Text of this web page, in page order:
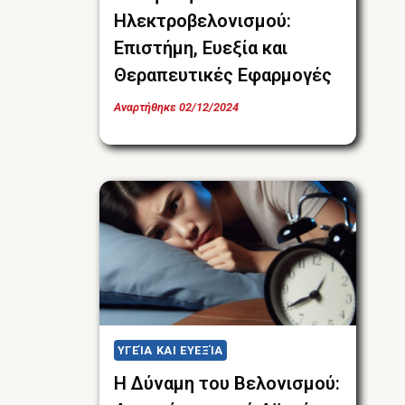
Ηλεκτροβελονισμού:
Επιστήμη, Ευεξία και
Θεραπευτικές Εφαρμογές
Αναρτήθηκε 02/12/2024
ΥΓΕΊΑ ΚΑΙ ΕΥΕΞΊΑ
Η Δύναμη του Βελονισμού: